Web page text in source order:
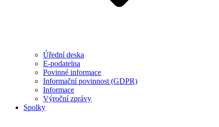
Úřední deska
E-podatelna
Povinné informace
Informační povinnost (GDPR)
Informace
Výroční zprávy
Spolky